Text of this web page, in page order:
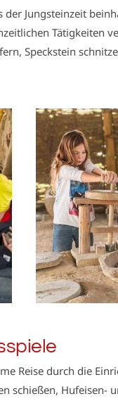
Jungsteinzeit
Tätigkeiten
Speckstein
Reise durch die
schießen, Hufeisen-